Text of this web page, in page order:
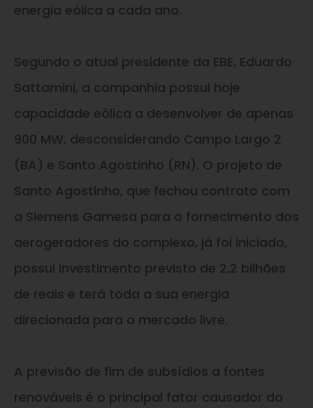
energia eólica a cada ano.
Segundo o atual presidente da EBE, Eduardo
Sattamini, a companhia possui hoje
capacidade eólica a desenvolver de apenas
900 MW, desconsiderando Campo Largo 2
(BA) e Santo Agostinho (RN). O projeto de
Santo Agostinho, que fechou contrato com
a Siemens Gamesa para o fornecimento dos
aerogeradores do complexo, já foi iniciado,
possui investimento previsto de 2,2 bilhões
de reais e terá toda a sua energia
direcionada para o mercado livre.
A previsão de fim de subsídios a fontes
renováveis é o principal fator causador do